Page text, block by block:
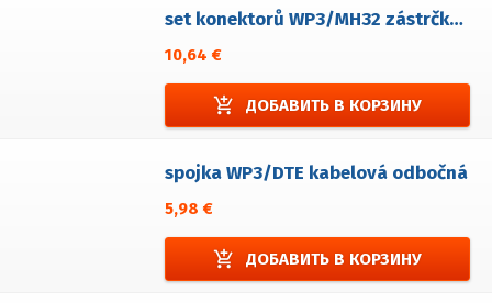
set konektorů WP3/MH32 zástrčka+zásuvka konektorová kabelová
10,64 €
add_shopping_cart ДОБАВИТЬ В КОРЗИНУ
spojka WP3/DTE kabelová odbočná
5,98 €
add_shopping_cart ДОБАВИТЬ В КОРЗИНУ